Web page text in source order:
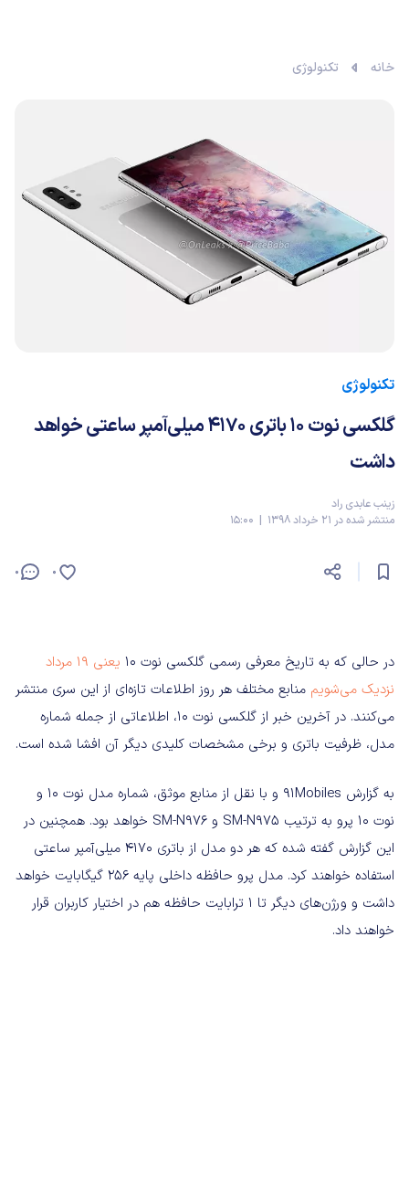
خانه تکنولوژی
تکنولوژی
گلکسی نوت 10 باتری 4170 میلی‌آمپر ساعتی خواهد
داشت
زینب عابدی راد
منتشر شده در 21 خرداد 1398 | 15:00
0 0
در حالی که به تاریخ معرفی رسمی گلکسی نوت 10
یعنی 19 مرداد
نزدیک می‌شویم منابع مختلف هر روز اطلاعات تازه‌ای از این سری منتشر
می‌کنند. در آخرین خبر از گلکسی نوت 10، اطلاعاتی از جمله شماره
مدل، ظرفیت باتری و برخی مشخصات کلیدی دیگر آن افشا شده است.
به گزارش 91Mobiles و با نقل از منابع موثق، شماره مدل نوت 10 و
نوت 10 پرو به ترتیب SM-N975 و SM-N976 خواهد بود. همچنین در
این گزارش گفته شده که هر دو مدل از باتری 4170 میلی‌آمپر ساعتی
استفاده خواهند کرد. مدل پرو حافظه داخلی پایه 256 گیگابایت خواهد
داشت و ورژن‌های دیگر تا 1 ترابایت حافظه هم در اختیار کاربران قرار
خواهند داد.